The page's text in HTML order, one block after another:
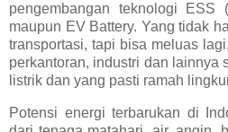
pengembangan teknologi ESS (
maupun EV Battery. Yang tidak
transportasi, tapi bisa meluas
perkantoran, industri dan lainnya
listrik dan yang pasti ramah
Potensi energi terbarukan di